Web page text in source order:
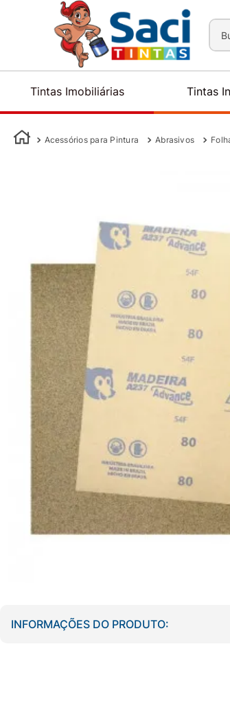
Tintas Imobiliárias Tintas
Acessórios para Pintura Abrasivos
INFORMAÇÕES DO PRODUTO: